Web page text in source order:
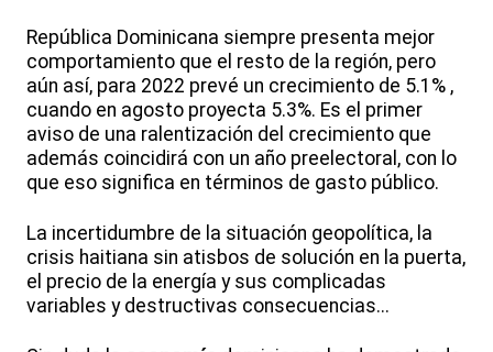
República Dominicana siempre presenta mejor
comportamiento que el resto de la región, pero
aún así, para 2022 prevé un crecimiento de 5.1% ,
cuando en agosto proyecta 5.3%. Es el primer
aviso de una ralentización del crecimiento que
además coincidirá con un año preelectoral, con lo
que eso significa en términos de gasto público.
La incertidumbre de la situación geopolítica, la
crisis haitiana sin atisbos de solución en la puerta,
el precio de la energía y sus complicadas
variables y destructivas consecuencias...